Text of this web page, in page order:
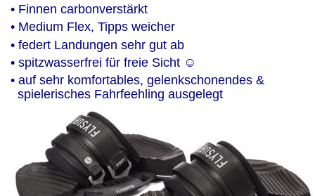
• Finnen carbonverstärkt
• Medium Flex, Tipps weicher
• federt Landungen sehr gut ab
• spitzwasserfrei für freie Sicht ☺
• auf sehr komfortables, gelenkschonendes &
  spielerisches Fahrfeehling ausgelegt